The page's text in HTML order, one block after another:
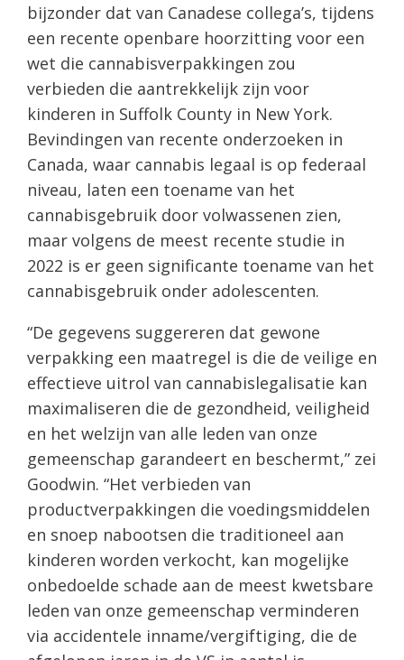
bijzonder dat van Canadese collega’s, tijdens
een recente openbare hoorzitting voor een
wet die cannabisverpakkingen zou
verbieden die aantrekkelijk zijn voor
kinderen in Suffolk County in New York.
Bevindingen van recente onderzoeken in
Canada, waar cannabis legaal is op federaal
niveau, laten een toename van het
cannabisgebruik door volwassenen zien,
maar volgens de meest recente studie in
2022 is er geen significante toename van het
cannabisgebruik onder adolescenten.
“De gegevens suggereren dat gewone
verpakking een maatregel is die de veilige en
effectieve uitrol van cannabislegalisatie kan
maximaliseren die de gezondheid, veiligheid
en het welzijn van alle leden van onze
gemeenschap garandeert en beschermt,” zei
Goodwin. “Het verbieden van
productverpakkingen die voedingsmiddelen
en snoep nabootsen die traditioneel aan
kinderen worden verkocht, kan mogelijke
onbedoelde schade aan de meest kwetsbare
leden van onze gemeenschap verminderen
via accidentele inname/vergiftiging, die de